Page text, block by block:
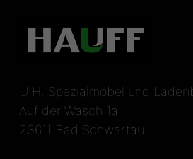
U.H. Spezialmöbel und
Auf der Wasch 1a
23611 Bad Schwartau